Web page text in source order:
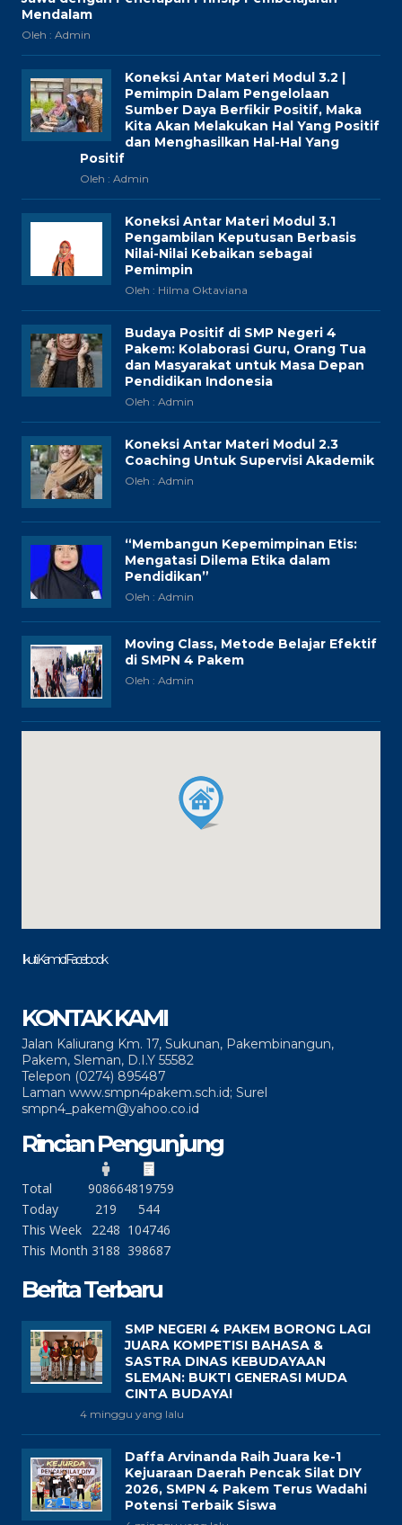
Mendalam
Oleh : Admin
Koneksi Antar Materi Modul 3.2 |
Pemimpin Dalam Pengelolaan
Sumber Daya Berfikir Positif, Maka
Kita Akan Melakukan Hal Yang Positif
dan Menghasilkan Hal-Hal Yang
Positif
Oleh : Admin
Koneksi Antar Materi Modul 3.1
Pengambilan Keputusan Berbasis
Nilai-Nilai Kebaikan sebagai
Pemimpin
Oleh : Hilma Oktaviana
Budaya Positif di SMP Negeri 4
Pakem: Kolaborasi Guru, Orang Tua
dan Masyarakat untuk Masa Depan
Pendidikan Indonesia
Oleh : Admin
Koneksi Antar Materi Modul 2.3
Coaching Untuk Supervisi Akademik
Oleh : Admin
“Membangun Kepemimpinan Etis:
Mengatasi Dilema Etika dalam
Pendidikan”
Oleh : Admin
Moving Class, Metode Belajar Efektif
di SMPN 4 Pakem
Oleh : Admin
Ikuti Kami di Facebook
KONTAK KAMI
Jalan Kaliurang Km. 17, Sukunan, Pakembinangun,
Pakem, Sleman, D.I.Y 55582
Telepon (0274) 895487
Laman www.smpn4pakem.sch.id; Surel
smpn4_pakem@yahoo.co.id
Rincian Pengunjung
Total 908664819759
Today
219
544
This Week
2248 104746
This Month 3188 398687
Berita Terbaru
SMP NEGERI 4 PAKEM BORONG LAGI
JUARA KOMPETISI BAHASA &
SASTRA DINAS KEBUDAYAAN
SLEMAN: BUKTI GENERASI MUDA
CINTA BUDAYA!
4 minggu yang lalu
Daffa Arvinanda Raih Juara ke-1
Kejuaraan Daerah Pencak Silat DIY
2026, SMPN 4 Pakem Terus Wadahi
Potensi Terbaik Siswa